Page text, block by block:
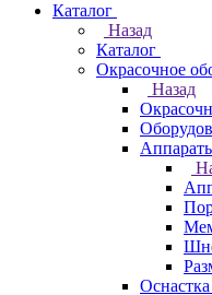
Каталог
Назад
Каталог
Окрасочное
Назад